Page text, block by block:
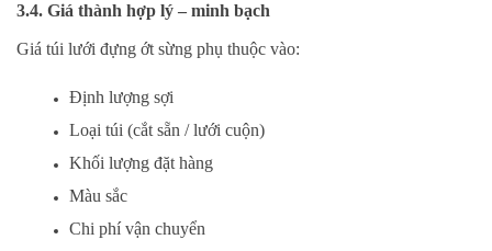
3.4. Giá thành hợp lý – minh bạch
Giá túi lưới đựng ớt sừng phụ thuộc vào:
Định lượng sợi
Loại túi (cắt sẵn / lưới cuộn)
Khối lượng đặt hàng
Màu sắc
Chi phí vận chuyển